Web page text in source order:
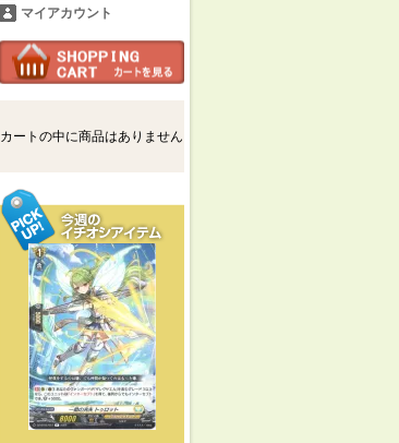
マイアカウント
カートの中に商品はありません